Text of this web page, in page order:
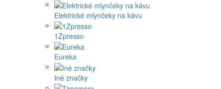
Elektrické mlynčeky na kávu
1Zpresso
Eureka
Iné značky